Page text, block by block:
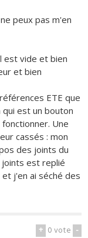
peux pas m'en
est vide et bien
et bien
ETE que
est un bouton
Une
cassés : mon
des joints du
joints est replié
j'en ai séché des
+ 0vote -